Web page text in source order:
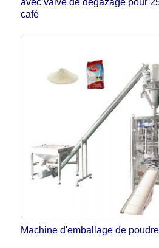
avec valve de dégazage pour
café
Machine d'emballage de